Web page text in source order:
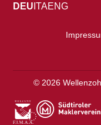
DEU ITAENG
© 2026